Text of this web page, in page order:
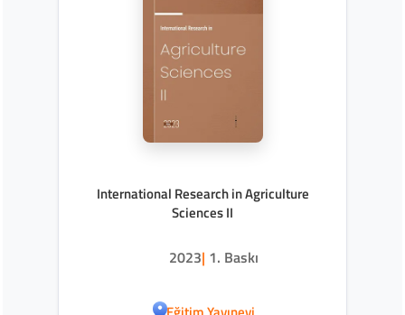
International Research in Agriculture
Sciences II
2023| 1. Baskı